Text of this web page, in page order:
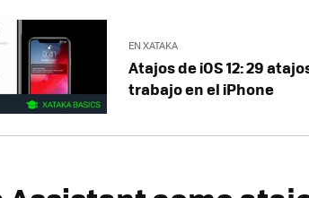
EN XATAKA
Atajos de iOS 12: 29
trabajo en el iPhone